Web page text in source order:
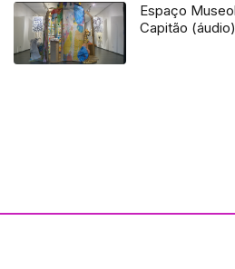
Espaço Museológico da Torre do
Capitão (áudio)